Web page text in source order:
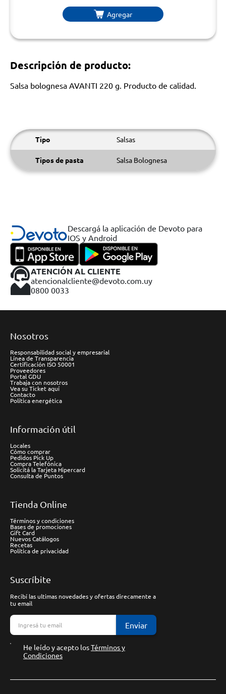
Agregar
Descripción de producto:
Salsa bolognesa AVANTI 220 g. Producto de calidad.
Tipo Salsas
Tipos de pasta Salsa Bolognesa
Descargá la aplicación de Devoto para
IOS y Android
ATENCIÓN AL CLIENTE
atencionalcliente@devoto.com.uy
0800 0033
Nosotros
Responsabilidad social y empresarial
Línea de Transparencia
Certificación ISO 50001
Proveedores
Portal GDU
Trabaja con nosotros
Vea su Ticket aquí
Contacto
Política energética
Información útil
Locales
Cómo comprar
Pedidos Pick Up
Compra Telefónica
Solicitá la Tarjeta Hipercard
Consulta de Puntos
Tienda Online
Términos y condiciones
Bases de promociones
Gift Card
Nuevos Catálogos
Recetas
Política de privacidad
Suscríbite
Recibí las ultimas novedades y ofertas direcamente a
tu email
Enviar
He leído y acepto losTérminos y
Condiciones